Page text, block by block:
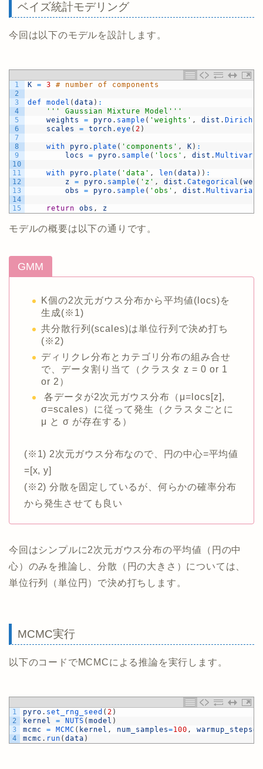
ベイズ統計モデリング
今回は以下のモデルを設計します。
1
2
3
4
5
6
7
8
9
10
11
12
13
14
15
K = 3 # number of components
def model ( data ) :
'' ' Gaussian Mixture Model' ''
weights
= pyro . sample ( 'weights' , dist .
scales
= torch . eye ( 2 )
with pyro . plate ( 'components' , K ) :
locs
= pyro . sample ( 'locs' , dist .
with pyro . plate ( 'data' , len ( data ) ) :
z
= pyro . sample ( 'z' , dist . Categorical (
obs
= pyro . sample ( 'obs' , dist .
return obs , z
モデルの概要は以下の通りです。
GMM
K個の2次元ガウス分布から平均値(locs)を
生成(※1)
共分散行列(scales)は単位行列で決め打ち
(※2)
ディリクレ分布とカテゴリ分布の組み合せ
で、データ割り当て（クラスタ z = 0 or 1
or 2）
各データが2次元ガウス分布（μ=locs[z],
σ=scales）に従って発生（クラスタごとに
μ と σ が存在する）
(※1) 2次元ガウス分布なので、円の中心=平均値
=[x, y]
(※2) 分散を固定しているが、何らかの確率分布
から発生させても良い
今回はシンプルに2次元ガウス分布の平均値（円の中
心）のみを推論し、分散（円の大きさ）については、
単位行列（単位円）で決め打ちします。
MCMC実行
以下のコードでMCMCによる推論を実行します。
1
2
3
4
pyro . set_rng_seed ( 2 )
kernel
= NUTS ( model )
mcmc
= MCMC ( kernel , num_samples=100 , warmup_steps=
mcmc . run ( data )